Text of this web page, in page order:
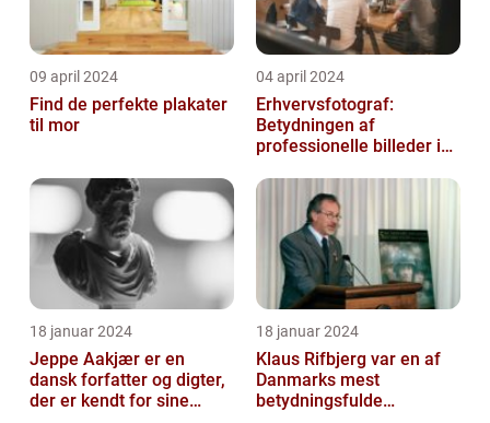
09 april 2024
Find de perfekte plakater
til mor
04 april 2024
Erhvervsfotograf:
Betydningen af
professionelle billeder i
18 januar 2024
Jeppe Aakjær er en
dansk forfatter og digter,
der er kendt for sine
18 januar 2024
Klaus Rifbjerg var en af
Danmarks mest
betydningsfulde